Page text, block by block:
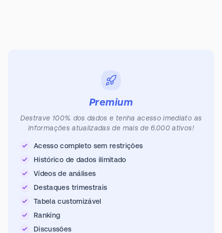
Premium
Destrave 100% dos dados e tenha acesso imediato as
informações atualizadas de mais de 6.000 ativos!
Acesso completo sem restrições
Histórico de dados ilimitado
Vídeos de análises
Destaques trimestrais
Tabela customizável
Ranking
Discussões